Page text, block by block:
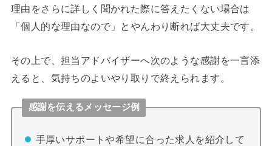
理由をさらに詳しく聞かれた際に答えたくない場合は
「個人的な理由なので」とやんわり断れば大丈夫です。
その上で、担当アドバイザーへ次のような感謝を一言添
えると、気持ちのよいやり取りで終えられます。
感謝を伝えるメッセージ例
手厚いサポートや希望に合った求人を紹介して